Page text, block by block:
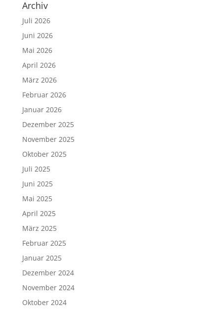
Archiv
Juli 2026
Juni 2026
Mai 2026
April 2026
März 2026
Februar 2026
Januar 2026
Dezember 2025
November 2025
Oktober 2025
Juli 2025
Juni 2025
Mai 2025
April 2025
März 2025
Februar 2025
Januar 2025
Dezember 2024
November 2024
Oktober 2024